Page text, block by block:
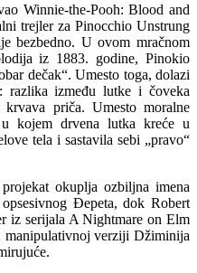
Winnie-the-Pooh: Blood and
trejler za Pinocchio Unstrung
bezbedno. U ovom mračnom
iz 1883. godine, Pinokio
dečak“. Umesto toga, dolazi
razlika između lutke i čoveka
priča. Umesto moralne
kojem drvena lutka kreće u
tela i sastavila sebi „pravo“
okuplja ozbiljna imena
Đepeta, dok Robert
iz serijala A Nightmare on Elm
verziji Džiminija